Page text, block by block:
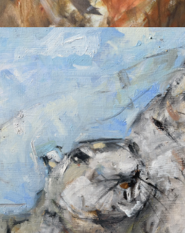
2025
MURMELTIERE